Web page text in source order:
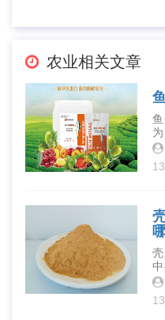
农业相关文章